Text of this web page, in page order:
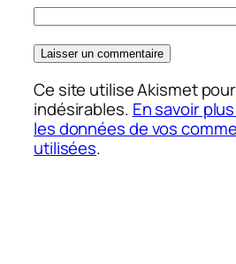
Ce site utilise Akismet
indésirables. En savoir
les données de vos
utilisées.